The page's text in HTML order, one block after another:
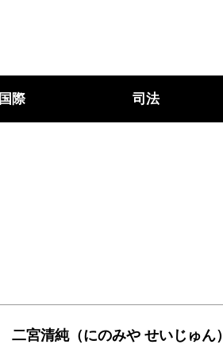
国際 司法
二宮清純（にのみや せいじゅん）